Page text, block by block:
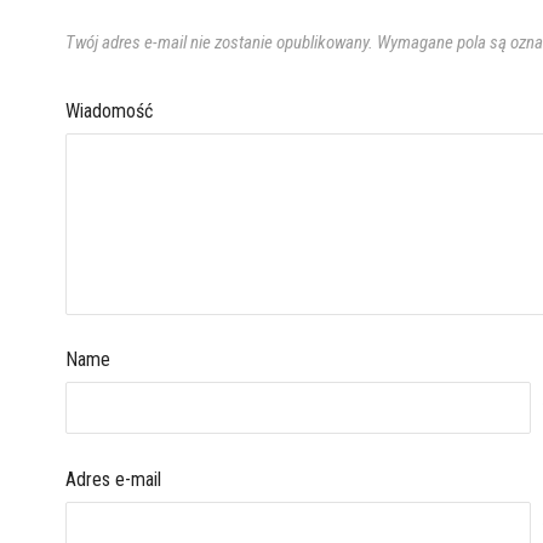
Twój adres e-mail nie zostanie opublikowany. Wymagane pola są
Wiadomość
Name
Adres e-mail